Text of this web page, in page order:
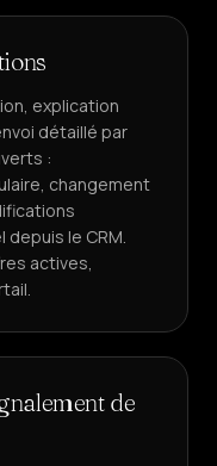
explication
détaillé par
:
changement
le CRM.
actives,
de